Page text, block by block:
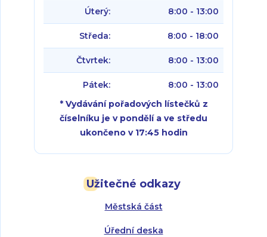
Užitečné odkazy
Městská část
Úřední deska
Úterý: 8:00 - 13:00
Středa: 8:00 - 18:00
Čtvrtek: 8:00 - 13:00
Pátek:
8:00 - 13:00
* Vydávání pořadových lístečků z
číselníku je v pondělí a ve středu
ukončeno v 17:45 hodin
Úterý: 8:00 - 16:00
Úterý: 8:00 - 13:00